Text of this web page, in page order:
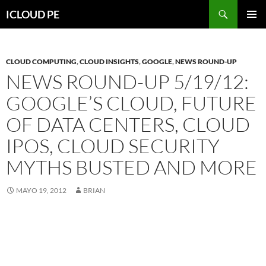
hacia
ICLOUD PE
CLOUD COMPUTING,CLOUD INSIGHTS,GOOGLE,NEWS ROUND-UP
NEWS ROUND-UP 5/19/12:
GOOGLE’S CLOUD, FUTURE
OF DATA CENTERS, CLOUD
IPOS, CLOUD SECURITY
MYTHS BUSTED AND MORE
MAYO 19, 2012 BRIAN